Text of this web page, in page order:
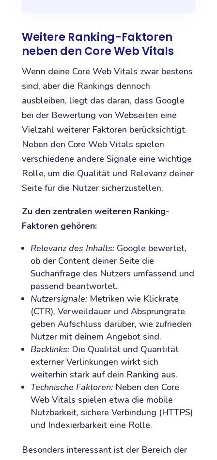
Weitere Ranking-Faktoren
neben den Core Web Vitals
Wenn deine Core Web Vitals zwar bestens
sind, aber die Rankings dennoch
ausbleiben, liegt das daran, dass Google
bei der Bewertung von Webseiten eine
Vielzahl weiterer Faktoren berücksichtigt.
Neben den Core Web Vitals spielen
verschiedene andere Signale eine wichtige
Rolle, um die Qualität und Relevanz deiner
Seite für die Nutzer sicherzustellen.
Zu den zentralen weiteren Ranking-
Faktoren gehören:
Relevanz des Inhalts:Google bewertet,
ob der Content deiner Seite die
Suchanfrage des Nutzers umfassend und
passend beantwortet.
Nutzersignale:Metriken wie Klickrate
(CTR), Verweildauer und Absprungrate
geben Aufschluss darüber, wie zufrieden
Nutzer mit deinem Angebot sind.
Backlinks:Die Qualität und Quantität
externer Verlinkungen wirkt sich
weiterhin stark auf dein Ranking aus.
Technische Faktoren:Neben den Core
Web Vitals spielen etwa die mobile
Nutzbarkeit, sichere Verbindung (HTTPS)
und Indexierbarkeit eine Rolle.
Besonders interessant ist der Bereich der